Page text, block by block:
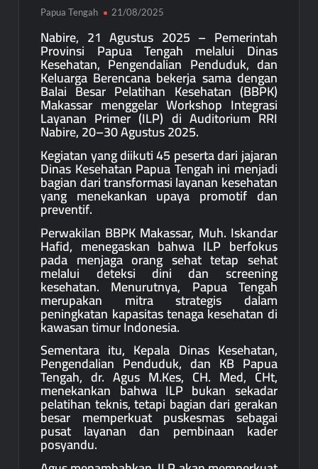
Papua Tengah 21/08/2025
Nabire, 21 Agustus 2025 – Pemerintah
Provinsi Papua Tengah melalui Dinas
Kesehatan, Pengendalian Penduduk, dan
Keluarga Berencana bekerja sama dengan
Balai Besar Pelatihan Kesehatan (BBPK)
Makassar menggelar Workshop Integrasi
Layanan Primer (ILP) di Auditorium RRI
Nabire, 20–30 Agustus 2025.
Kegiatan yang diikuti 45 peserta dari jajaran
Dinas Kesehatan Papua Tengah ini menjadi
bagian dari transformasi layanan kesehatan
yang menekankan upaya promotif dan
preventif.
Perwakilan BBPK Makassar, Muh. Iskandar
Hafid, menegaskan bahwa ILP berfokus
pada menjaga orang sehat tetap sehat
melalui deteksi dini dan screening
kesehatan. Menurutnya, Papua Tengah
merupakan mitra strategis dalam
peningkatan kapasitas tenaga kesehatan di
kawasan timur Indonesia.
Sementara itu, Kepala Dinas Kesehatan,
Pengendalian Penduduk, dan KB Papua
Tengah, dr. Agus M.Kes, CH. Med, CHt,
menekankan bahwa ILP bukan sekadar
pelatihan teknis, tetapi bagian dari gerakan
besar memperkuat puskesmas sebagai
pusat layanan dan pembinaan kader
posyandu.